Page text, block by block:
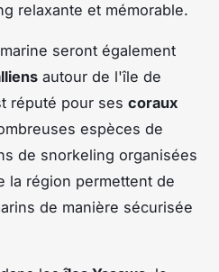
relaxante et mémorable.
seront également
autour de l'île de
réputé pour ses coraux
espèces de
de snorkeling organisées
la région permettent de
de manière sécurisée